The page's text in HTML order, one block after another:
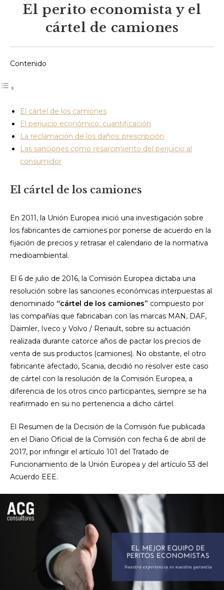
El perito economista y el
cártel de camiones
Contenido
El cártel de los camiones
El perjuicio económico: cuantificación
La reclamación de los daños: prescripción
Las sanciones como resarcimiento del perjuicio al
consumidor
El cártel de los camiones
En 2011, la Unión Europea inició una investigación sobre
los fabricantes de camiones por ponerse de acuerdo en la
fijación de precios y retrasar el calendario de la normativa
medioambiental.
El 6 de julio de 2016, la Comisión Europea dictaba una
resolución sobre las sanciones económicas interpuestas al
denominado “cártel de los camiones” compuesto por
las compañías que fabricaban con las marcas MAN, DAF,
Daimler, Iveco y Volvo / Renault, sobre su actuación
realizada durante catorce años de pactar los precios de
venta de sus productos (camiones). No obstante, el otro
fabricante afectado, Scania, decidió no resolver este caso
de cártel con la resolución de la Comisión Europea, a
diferencia de los otros cinco participantes, siempre se ha
reafirmado en su no pertenencia a dicho cártel.
El Resumen de la Decisión de la Comisión fue publicada
en el Diario Oficial de la Comisión con fecha 6 de abril de
2017, por infringir el artículo 101 del Tratado de
Funcionamiento de la Unión Europea y del artículo 53 del
Acuerdo EEE.